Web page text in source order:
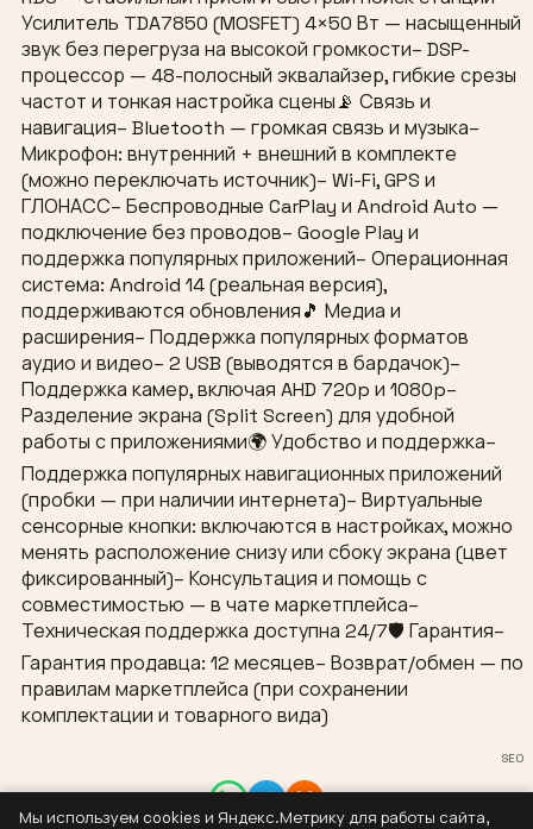
Усилитель TDA7850 (MOSFET) 4×50 Вт — насыщенный
звук без перегруза на высокой громкости– DSP-
процессор — 48-полосный эквалайзер, гибкие срезы
частот и тонкая настройка сцены📡 Связь и
навигация– Bluetooth — громкая связь и музыка–
Микрофон: внутренний + внешний в комплекте
(можно переключать источник)– Wi-Fi, GPS и
ГЛОНАСС– Беспроводные CarPlay и Android Auto —
подключение без проводов– Google Play и
поддержка популярных приложений– Операционная
система: Android 14 (реальная версия),
поддерживаются обновления🎵 Медиа и
расширения– Поддержка популярных форматов
аудио и видео– 2 USB (выводятся в бардачок)–
Поддержка камер, включая AHD 720p и 1080p–
Разделение экрана (Split Screen) для удобной
работы с приложениями🌍 Удобство и поддержка–
Поддержка популярных навигационных приложений
(пробки — при наличии интернета)– Виртуальные
сенсорные кнопки: включаются в настройках, можно
менять расположение снизу или сбоку экрана (цвет
фиксированный)– Консультация и помощь с
совместимостью — в чате маркетплейса–
Техническая поддержка доступна 24/7🛡 Гарантия–
Гарантия продавца: 12 месяцев– Возврат/обмен — по
правилам маркетплейса (при сохранении
комплектации и товарного вида)
SEO
Мы используем cookies и Яндекс.Метрику для работы сайта,